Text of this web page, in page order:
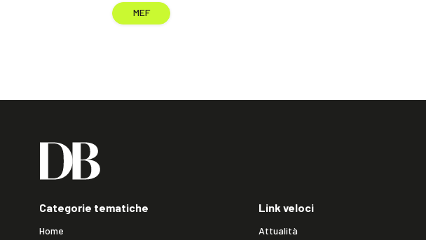
MEF
Categorie tematiche
Home
Link veloci
Attualità